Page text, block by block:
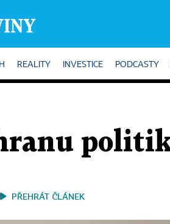
REALITY INVESTICE PODCASTY
PŘEHRÁT ČLÁNEK